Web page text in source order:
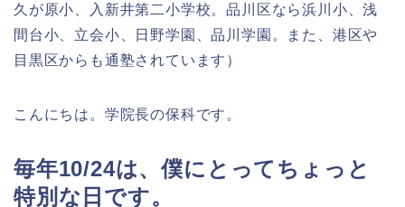
久が原小、入新井第二小学校。品川区なら浜川小、浅
間台小、立会小、日野学園、品川学園。また、港区や
目黒区からも通塾されています）
こんにちは。学院長の保科です。
毎年10/24は、僕にとってちょっと
特別な日です。